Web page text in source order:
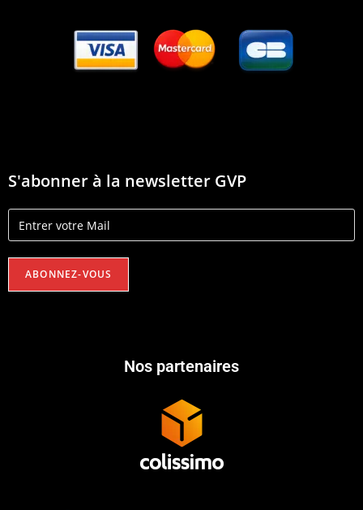
S'abonner à la newsletter GVP
Nos partenaires